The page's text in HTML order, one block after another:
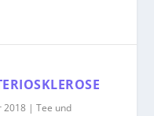
2018 |Tee und